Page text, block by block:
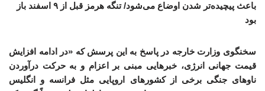
باعث پیچیده‌تر شدن اوضاع می‌شود/ تنگه هرمز قبل از ۹ اسفند باز
بود
سخنگوی وزارت خارجه در پاسخ به این پرسش که «در ادامه افزایش
قیمت جهانی انرژی، خبرهایی مبنی بر اعزام و به حرکت درآوردن
ناوهای جنگی برخی از کشورهای اروپایی مثل فرانسه و انگلیس